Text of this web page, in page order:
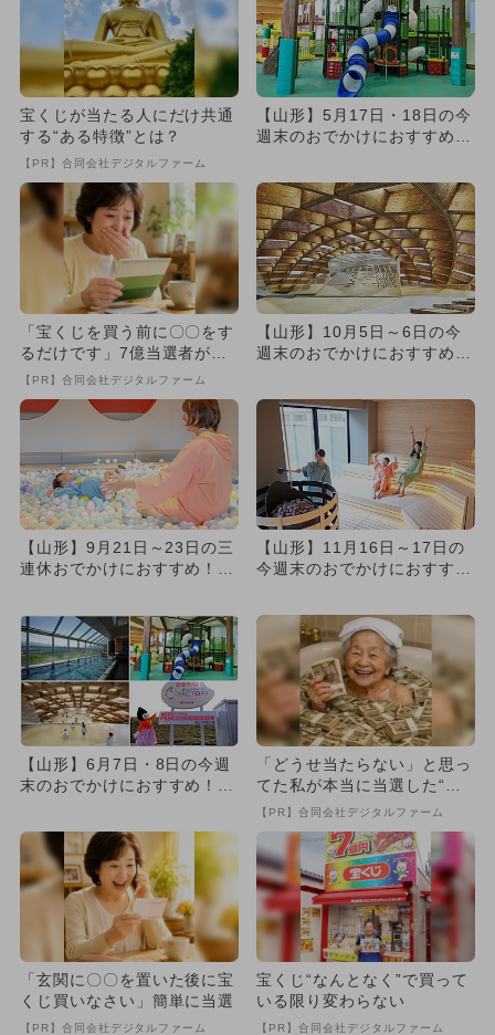
宝くじが当たる人にだけ共通
する“ある特徴”とは？
【PR】合同会社デジタルファーム
【山形】5月17日・18日の今
週末のおでかけにおすすめ！
「宝くじを買う前に〇〇をす
るだけです」7億当選者が続
出
【PR】合同会社デジタルファーム
【山形】10月5日～6日の今
週末のおでかけにおすすめ！
【山形】9月21日～23日の三
連休おでかけにおすすめ！人
【山形】11月16日～17日の
今週末のおでかけにおすす
ン...
【山形】6月7日・8日の今週
末のおでかけにおすすめ！人
「どうせ当たらない」と思っ
てた私が本当に当選した“買
い方”がこれ
【PR】合同会社デジタルファーム
「玄関に〇〇を置いた後に宝
くじ買いなさい」簡単に当選
【PR】合同会社デジタルファーム
宝くじ“なんとなく”で買って
いる限り変わらない
【PR】合同会社デジタルファーム